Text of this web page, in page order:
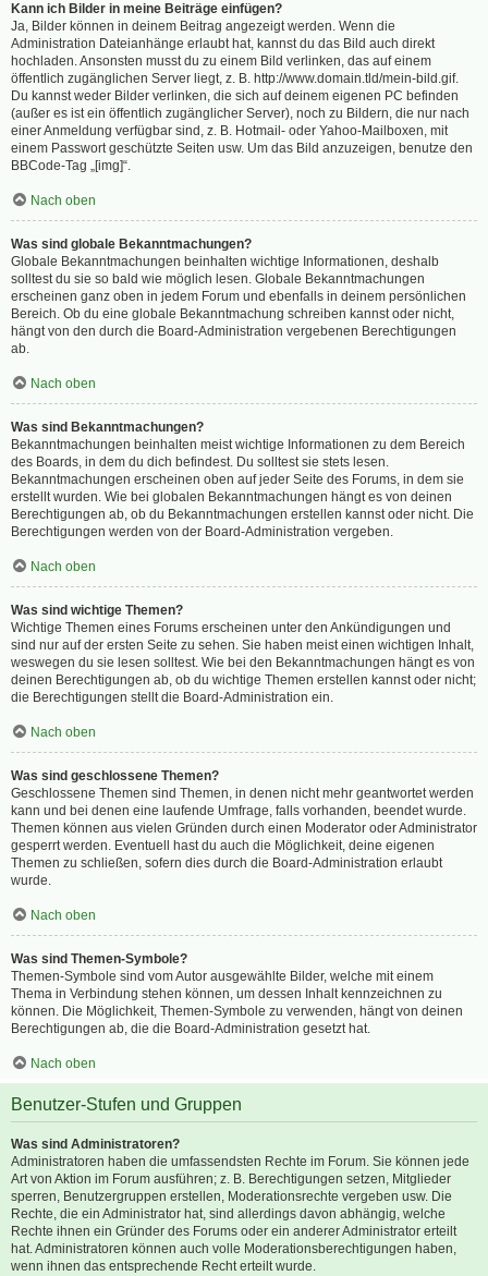
Kann ich Bilder in meine Beiträge einfügen?
Ja, Bilder können in deinem Beitrag angezeigt werden. Wenn die
Administration Dateianhänge erlaubt hat, kannst du das Bild auch direkt
hochladen. Ansonsten musst du zu einem Bild verlinken, das auf einem
öffentlich zugänglichen Server liegt, z. B. http://www.domain.tld/mein-bild.gif.
Du kannst weder Bilder verlinken, die sich auf deinem eigenen PC befinden
(außer es ist ein öffentlich zugänglicher Server), noch zu Bildern, die nur nach
einer Anmeldung verfügbar sind, z. B. Hotmail- oder Yahoo-Mailboxen, mit
einem Passwort geschützte Seiten usw. Um das Bild anzuzeigen, benutze den
BBCode-Tag „[img]“.
Nach oben
Was sind globale Bekanntmachungen?
Globale Bekanntmachungen beinhalten wichtige Informationen, deshalb
solltest du sie so bald wie möglich lesen. Globale Bekanntmachungen
erscheinen ganz oben in jedem Forum und ebenfalls in deinem persönlichen
Bereich. Ob du eine globale Bekanntmachung schreiben kannst oder nicht,
hängt von den durch die Board-Administration vergebenen Berechtigungen
ab.
Nach oben
Was sind Bekanntmachungen?
Bekanntmachungen beinhalten meist wichtige Informationen zu dem Bereich
des Boards, in dem du dich befindest. Du solltest sie stets lesen.
Bekanntmachungen erscheinen oben auf jeder Seite des Forums, in dem sie
erstellt wurden. Wie bei globalen Bekanntmachungen hängt es von deinen
Berechtigungen ab, ob du Bekanntmachungen erstellen kannst oder nicht. Die
Berechtigungen werden von der Board-Administration vergeben.
Nach oben
Was sind wichtige Themen?
Wichtige Themen eines Forums erscheinen unter den Ankündigungen und
sind nur auf der ersten Seite zu sehen. Sie haben meist einen wichtigen Inhalt,
weswegen du sie lesen solltest. Wie bei den Bekanntmachungen hängt es von
deinen Berechtigungen ab, ob du wichtige Themen erstellen kannst oder nicht;
die Berechtigungen stellt die Board-Administration ein.
Nach oben
Was sind geschlossene Themen?
Geschlossene Themen sind Themen, in denen nicht mehr geantwortet werden
kann und bei denen eine laufende Umfrage, falls vorhanden, beendet wurde.
Themen können aus vielen Gründen durch einen Moderator oder Administrator
gesperrt werden. Eventuell hast du auch die Möglichkeit, deine eigenen
Themen zu schließen, sofern dies durch die Board-Administration erlaubt
wurde.
Nach oben
Was sind Themen-Symbole?
Themen-Symbole sind vom Autor ausgewählte Bilder, welche mit einem
Thema in Verbindung stehen können, um dessen Inhalt kennzeichnen zu
können. Die Möglichkeit, Themen-Symbole zu verwenden, hängt von deinen
Berechtigungen ab, die die Board-Administration gesetzt hat.
Nach oben
Benutzer-Stufen und Gruppen
Was sind Administratoren?
Administratoren haben die umfassendsten Rechte im Forum. Sie können jede
Art von Aktion im Forum ausführen; z. B. Berechtigungen setzen, Mitglieder
sperren, Benutzergruppen erstellen, Moderationsrechte vergeben usw. Die
Rechte, die ein Administrator hat, sind allerdings davon abhängig, welche
Rechte ihnen ein Gründer des Forums oder ein anderer Administrator erteilt
hat. Administratoren können auch volle Moderationsberechtigungen haben,
wenn ihnen das entsprechende Recht erteilt wurde.